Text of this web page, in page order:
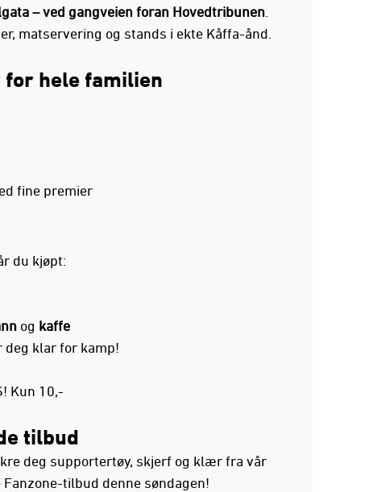
– ved gangveien foran Hovedtribunen.
matservering og stands i ekte Kåffa-ånd.
for hele familien
fine premier
du kjøpt:
og kaffe
deg klar for kamp!
Kun 10,-
tilbud
deg supportertøy, skjerf og klær fra vår
tilbud denne søndagen!